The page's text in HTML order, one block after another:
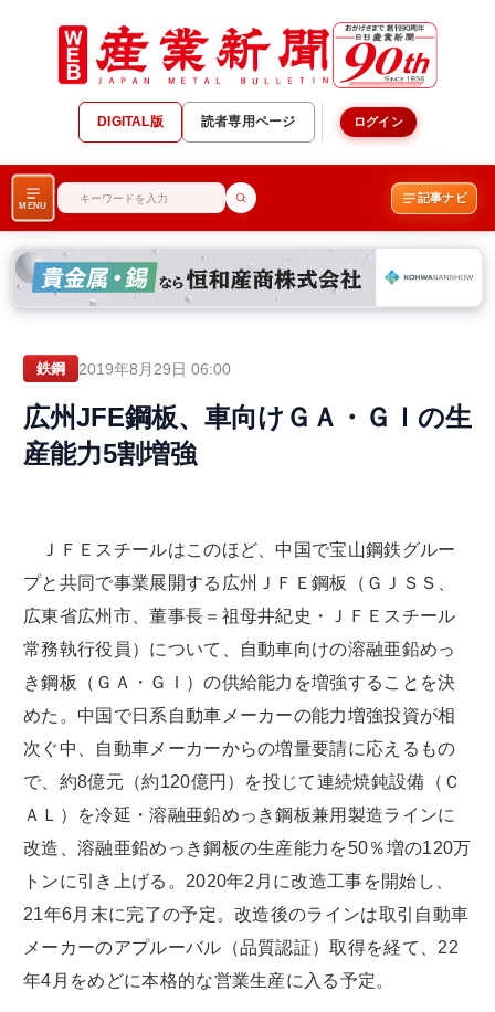
DIGITAL版 読者専用ページ ログイン
MENU
記事ナビ
鉄鋼 2019年8月29日 06:00
広州JFE鋼板、車向けＧＡ・ＧＩの生
産能力5割増強
ＪＦＥスチールはこのほど、中国で宝山鋼鉄グルー
プと共同で事業展開する広州ＪＦＥ鋼板（ＧＪＳＳ、
広東省広州市、董事長＝祖母井紀史・ＪＦＥスチール
常務執行役員）について、自動車向けの溶融亜鉛めっ
き鋼板（ＧＡ・ＧＩ）の供給能力を増強することを決
めた。中国で日系自動車メーカーの能力増強投資が相
次ぐ中、自動車メーカーからの増量要請に応えるもの
で、約8億元（約120億円）を投じて連続焼鈍設備（Ｃ
ＡＬ）を冷延・溶融亜鉛めっき鋼板兼用製造ラインに
改造、溶融亜鉛めっき鋼板の生産能力を50％増の120万
トンに引き上げる。2020年2月に改造工事を開始し、
21年6月末に完了の予定。改造後のラインは取引自動車
メーカーのアプルーバル（品質認証）取得を経て、22
年4月をめどに本格的な営業生産に入る予定。